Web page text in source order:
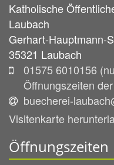
Katholische
Laubach
Gerhart-Hauptmann-
35321 Laubach
01575 6010156
Öffnungszeiten
buecherei-
Visitenkarte
Öffnungszeiten